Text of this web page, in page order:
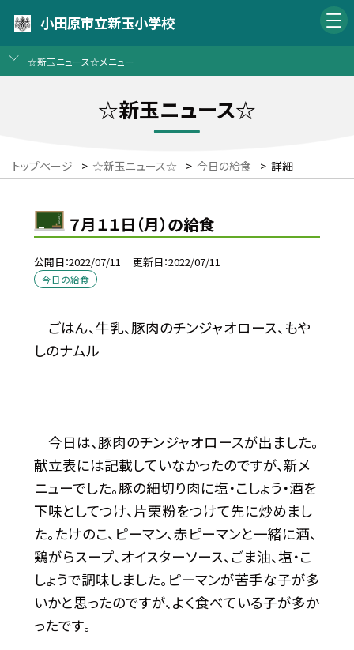
小田原市立新玉小学校
☆新玉ニュース☆メニュー
☆新玉ニュース☆
トップページ > ☆新玉ニュース☆ > 今日の給食 > 詳細
７月１１日（月）の給食
公開日 2022/07/11 更新日 2022/07/11
今日の給食
ごはん、牛乳、豚肉のチンジャオロース、もや
しのナムル
今日は、豚肉のチンジャオロースが出ました。
献立表には記載していなかったのですが、新メ
ニューでした。豚の細切り肉に塩・こしょう・酒を
下味としてつけ、片栗粉をつけて先に炒めまし
た。たけのこ、ピーマン、赤ピーマンと一緒に酒、
鶏がらスープ、オイスターソース、ごま油、塩・こ
しょうで調味しました。ピーマンが苦手な子が多
いかと思ったのですが、よく食べている子が多か
ったです。